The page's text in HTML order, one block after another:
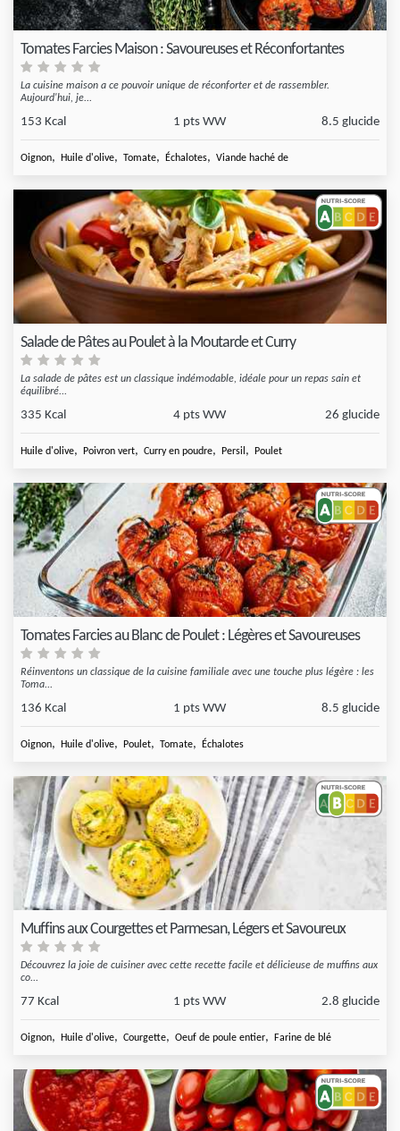
Tomates Farcies Maison : Savoureuses et Réconfortantes
La cuisine maison a ce pouvoir unique de réconforter et de rassembler.
Aujourd'hui, je...
153 Kcal 1 pts WW 8.5 glucide
Oignon, Huile d'olive, Tomate, Échalotes, Viande haché de
Salade de Pâtes au Poulet à la Moutarde et Curry
La salade de pâtes est un classique indémodable, idéale pour un repas sain et
équilibré...
335 Kcal 4 pts WW 26 glucide
Huile d'olive, Poivron vert, Curry en poudre, Persil , Poulet
Tomates Farcies au Blanc de Poulet : Légères et Savoureuses
Réinventons un classique de la cuisine familiale avec une touche plus légère : les
Toma...
136 Kcal 1 pts WW 8.5 glucide
Oignon, Huile d'olive, Poulet, Tomate, Échalotes
Muffins aux Courgettes et Parmesan, Légers et Savoureux
Découvrez la joie de cuisiner avec cette recette facile et délicieuse de muffins aux
co...
77 Kcal 1 pts WW 2.8 glucide
Oignon, Huile d'olive, Courgette, Oeuf de poule entier, Farine de blé